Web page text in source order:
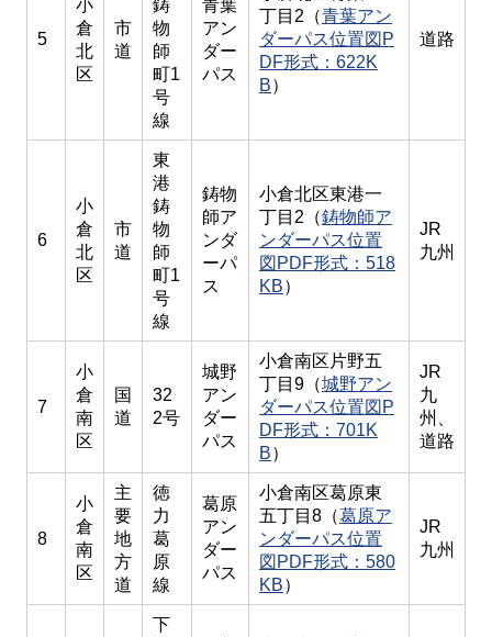
5
小
倉
北
区
市
道
鋳
物
師
町1
号
線
青葉
アン
ダー
パス
丁目2（青葉アン
ダーパス位置図P
DF形式：622K
B）
道路
6
小
倉
北
区
市
道
東
港
鋳
物
師
町1
号
線
鋳物
師ア
ンダ
ーパ
ス
小倉北区東港一
丁目2（鋳物師ア
ンダーパス位置
図PDF形式：518
KB）
JR
九州
7
小
倉
南
区
国
道
32
2号
城野
アン
ダー
パス
小倉南区片野五
丁目9（城野アン
ダーパス位置図P
DF形式：701K
B）
JR
九
州、
道路
8
小
倉
南
区
主
要
地
方
道
徳
力
葛
原
線
葛原
アン
ダー
パス
小倉南区葛原東
五丁目8（葛原ア
ンダーパス位置
図PDF形式：580
KB）
JR
九州
下